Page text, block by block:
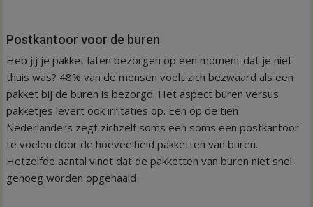
Postkantoor voor de buren
Heb jij je pakket laten bezorgen op een moment dat je niet
thuis was? 48% van de mensen voelt zich bezwaard als een
pakket bij de buren is bezorgd. Het aspect buren versus
pakketjes levert ook irritaties op. Een op de tien
Nederlanders zegt zichzelf soms een soms een postkantoor
te voelen door de hoeveelheid pakketten van buren.
Hetzelfde aantal vindt dat de pakketten van buren niet snel
genoeg worden opgehaald